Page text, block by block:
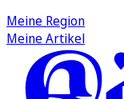
Meine Region
Meine Artikel